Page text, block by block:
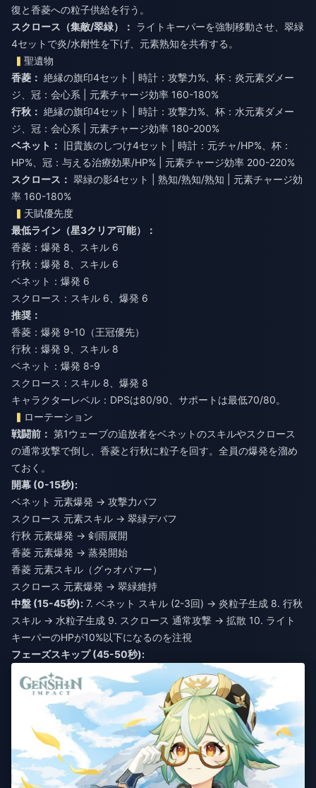
復と香菱への粒子供給を行う。
スクロース（集敵/翠緑）： ライトキーパーを強制移動させ、翠緑
4セットで炎/水耐性を下げ、元素熟知を共有する。
聖遺物
香菱： 絶縁の旗印4セット | 時計：攻撃力%、杯：炎元素ダメー
ジ、冠：会心系 | 元素チャージ効率 160-180%
行秋： 絶縁の旗印4セット | 時計：攻撃力%、杯：水元素ダメー
ジ、冠：会心系 | 元素チャージ効率 180-200%
ベネット： 旧貴族のしつけ4セット | 時計：元チャ/HP%、杯：
HP%、冠：与える治療効果/HP% | 元素チャージ効率 200-220%
スクロース： 翠緑の影4セット | 熟知/熟知/熟知 | 元素チャージ効
率 160-180%
天賦優先度
最低ライン（星3クリア可能）：
香菱：爆発 8、スキル 6
行秋：爆発 8、スキル 6
ベネット：爆発 6
スクロース：スキル 6、爆発 6
推奨：
香菱：爆発 9-10（王冠優先）
行秋：爆発 9、スキル 8
ベネット：爆発 8-9
スクロース：スキル 8、爆発 8
キャラクターレベル：DPSは80/90、サポートは最低70/80。
ローテーション
戦闘前： 第1ウェーブの追放者をベネットのスキルやスクロース
の通常攻撃で倒し、香菱と行秋に粒子を回す。全員の爆発を溜め
ておく。
開幕 (0-15秒):
ベネット 元素爆発 → 攻撃力バフ
スクロース 元素スキル → 翠緑デバフ
行秋 元素爆発 → 剣雨展開
香菱 元素爆発 → 蒸発開始
香菱 元素スキル（グゥオパァー）
スクロース 元素爆発 → 翠緑維持
中盤 (15-45秒): 7. ベネット スキル (2-3回) → 炎粒子生成 8. 行秋
スキル → 水粒子生成 9. スクロース 通常攻撃 → 拡散 10. ライト
キーパーのHPが10%以下になるのを注視
フェーズスキップ (45-50秒):